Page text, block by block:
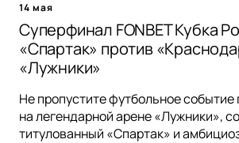
14 мая
Суперфинал FONBET Кубка
«Спартак» против
«Лужники»
Не пропустите футбольное
на легендарной арене «Лужники»,
титулованный «Спартак» и